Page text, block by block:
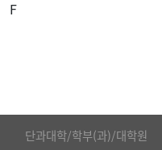
F
단과대학/학부(과)/대학원
■인문대학